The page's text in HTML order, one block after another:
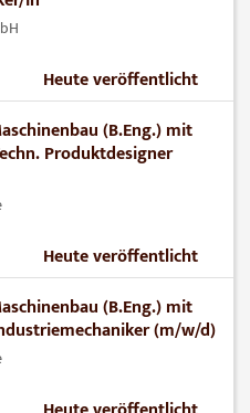
Heute veröffentlicht
(B.Eng.) mit
Produktdesigner
Heute veröffentlicht
(B.Eng.) mit
(m/w/d)